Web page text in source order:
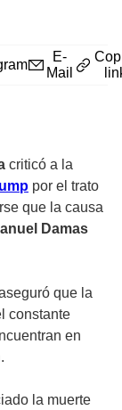
E-
Mail
criticó a la
por el trato
que la causa
Damas
que la
constante
en
la muerte